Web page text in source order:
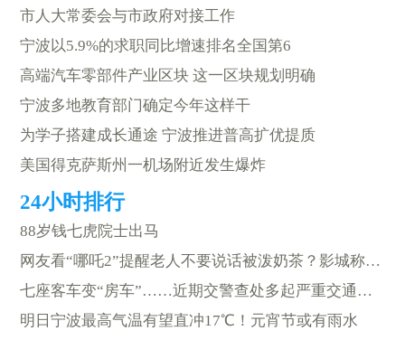
市人大常委会与市政府对接工作
宁波以5.9%的求职同比增速排名全国第6
高端汽车零部件产业区块 这一区块规划明确
宁波多地教育部门确定今年这样干
为学子搭建成长通途 宁波推进普高扩优提质
美国得克萨斯州一机场附近发生爆炸
88岁钱七虎院士出马
网友看“哪吒2”提醒老人不要说话被泼奶茶？影城称已处理
七座客车变“房车”……近期交警查处多起严重交通违法
明日宁波最高气温有望直冲17℃！元宵节或有雨水